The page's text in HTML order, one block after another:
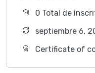
0 TotaI de
septiembre 6,
Certificate of